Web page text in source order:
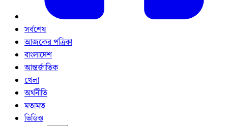
সর্বশেষ
আজকের পত্রিকা
বাংলাদেশ
আন্তর্জাতিক
খেলা
অর্থনীতি
মতামত
ভিডিও